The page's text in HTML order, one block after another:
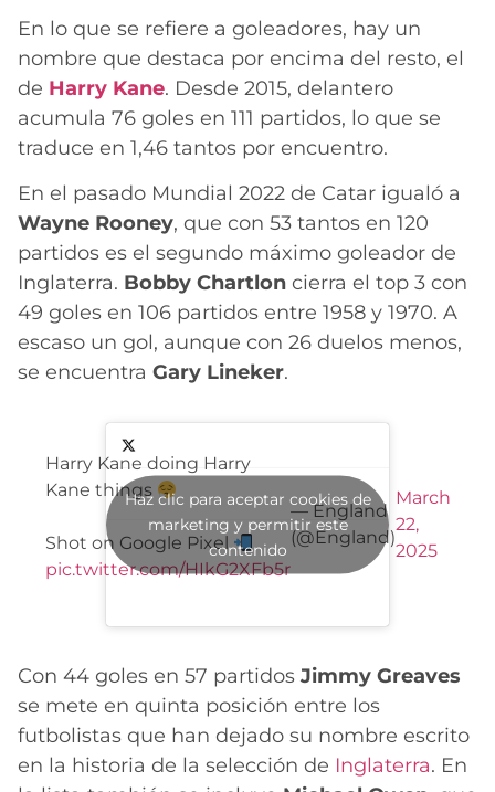
En lo que se refiere a goleadores, hay un
nombre que destaca por encima del resto, el
de Harry Kane. Desde 2015, delantero
acumula 76 goles en 111 partidos, lo que se
traduce en 1,46 tantos por encuentro.
En el pasado Mundial 2022 de Catar igualó a
Wayne Rooney, que con 53 tantos en 120
partidos es el segundo máximo goleador de
Inglaterra. Bobby Chartlon cierra el top 3 con
49 goles en 106 partidos entre 1958 y 1970. A
escaso un gol, aunque con 26 duelos menos,
se encuentra Gary Lineker.
Harry Kane doing Harry
Kane things
Shot on Google Pixel
pic.twitter.com/HIkG2XFb5r
— England
(@England)
March
22,
2025
Haz clic para aceptar cookies de
marketing y permitir este
contenido
Con 44 goles en 57 partidos Jimmy Greaves
se mete en quinta posición entre los
futbolistas que han dejado su nombre escrito
en la historia de la selección de Inglaterra. En